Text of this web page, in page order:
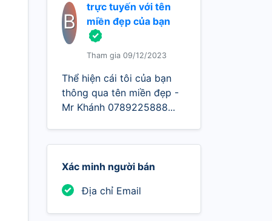
B
trực tuyến với tên
miền đẹp của bạn
Tham gia 09/12/2023
Thể hiện cái tôi của bạn
thông qua tên miền đẹp -
Mr Khánh 0789225888...
Xác minh người bán
Địa chỉ Email